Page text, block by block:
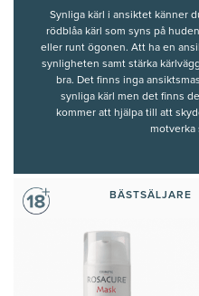
Synliga kärl i ansiktet känner
rödblåa kärl som syns på huden
eller runt ögonen. Att ha en
synligheten samt stärka
bra. Det finns inga
synliga kärl men det finns
kommer att hjälpa till att
motverka
BÄSTSÄLJARE